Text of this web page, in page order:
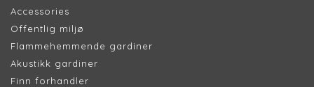
Accessories
Offentlig miljø
Flammehemmende gardiner
Akustikk gardiner
Finn forhandler